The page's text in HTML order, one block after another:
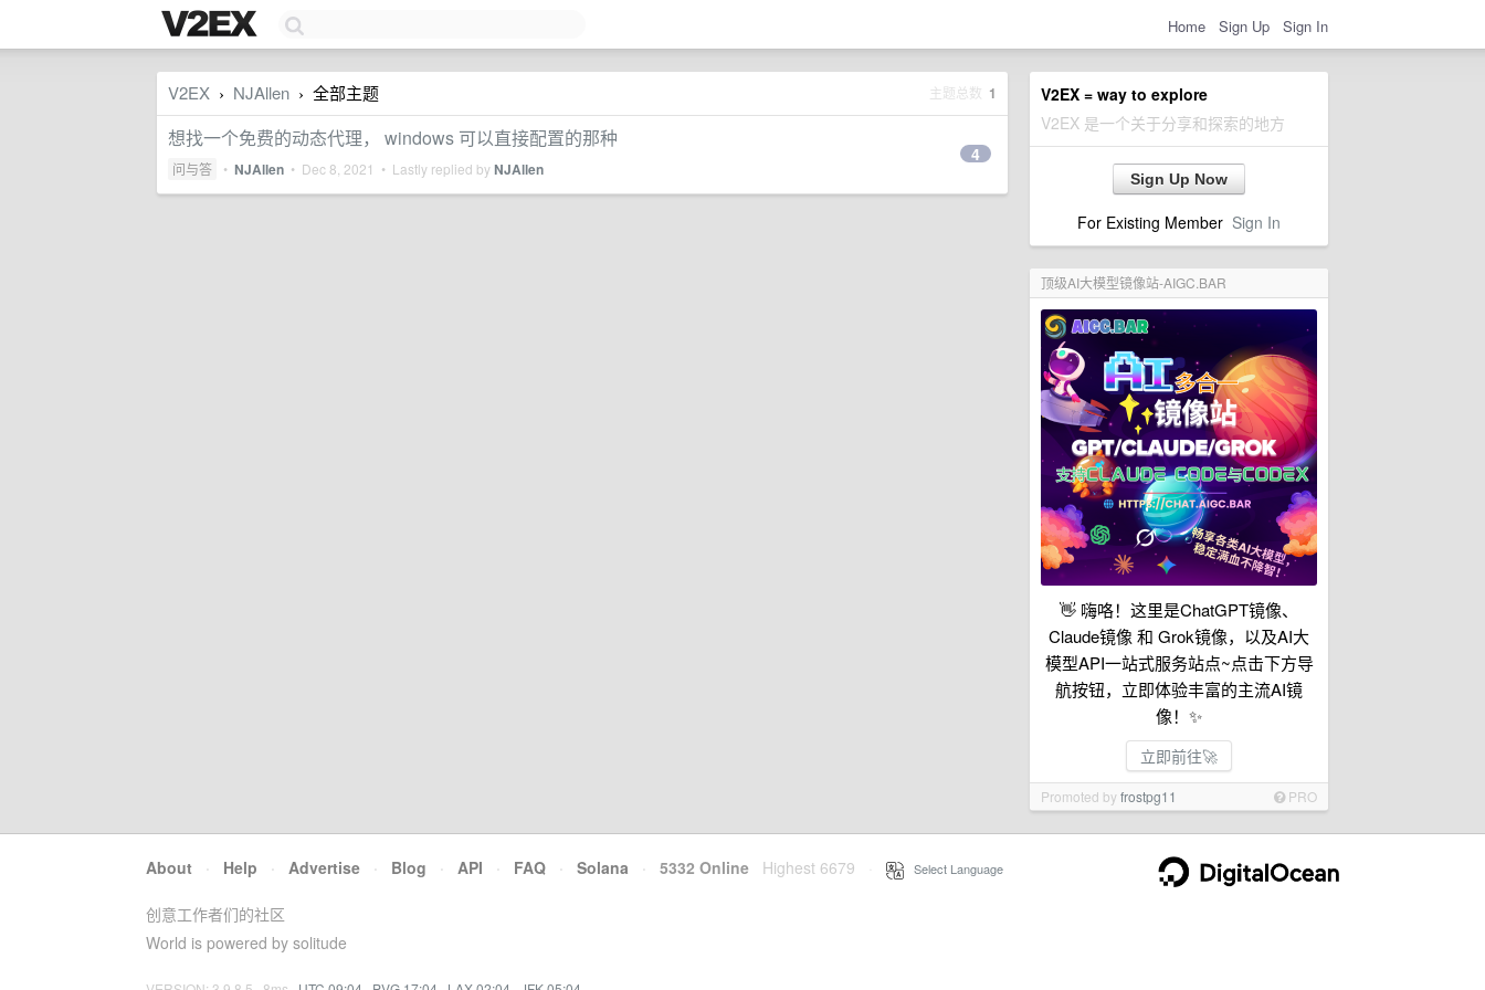
Home Sign Up Sign In
V2EX = way to explore
V2EX 是一个关于分享和探索的地方
Sign Up Now
For Existing Member Sign In
顶级AI大模型镜像站-AIGC.BAR
👋 嗨咯！这里是ChatGPT镜像、
Claude镜像 和 Grok镜像，以及AI大
模型API一站式服务站点~点击下方导
航按钮，立即体验丰富的主流AI镜
像！✨
立即前往🚀
Promoted byfrostpg11 PRO
V2EX › NJAllen › 全部主题 主题总数 1
想找一个免费的动态代理， windows 可以直接配置的那种
问与答 • NJAllen • Dec 8, 2021 • Lastly replied byNJAllen
4
About · Help · Advertise · Blog · API · FAQ · Solana · 5332 Online Highest 6679 Select Language
创意工作者们的社区
World is powered by solitude